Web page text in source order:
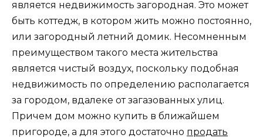
является недвижимость загородная. Это может
быть коттедж, в котором жить можно постоянно,
или загородный летний домик. Несомненным
преимуществом такого места жительства
является чистый воздух, поскольку подобная
недвижимость по определению располагается
за городом, вдалеке от загазованных улиц.
Причем дом можно купить в ближайшем
пригороде, а для этого достаточно продать